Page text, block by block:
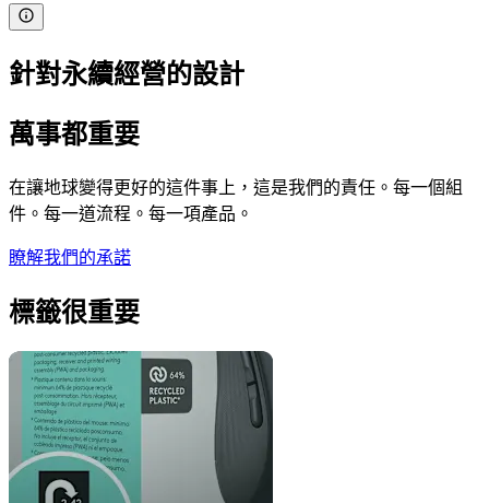
針對永續經營的設計
萬事都重要
在讓地球變得更好的這件事上，這是我們的責任。每一個組
件。每一道流程。每一項產品。
瞭解我們的承諾
標籤很重要